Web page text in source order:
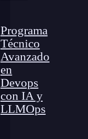
Programa
Técnico
Avanzado
en
Devops
con IA y
LLMOps